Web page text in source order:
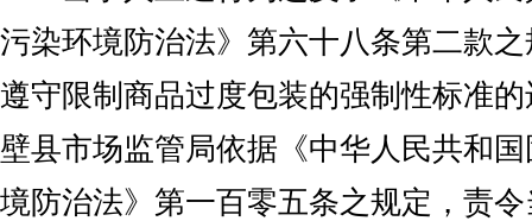
污染环境防治法》第六十八条第二款
遵守限制商品过度包装的强制性标准
壁县市场监管局依据《中华人民共和
境防治法》第一百零五条之规定，责